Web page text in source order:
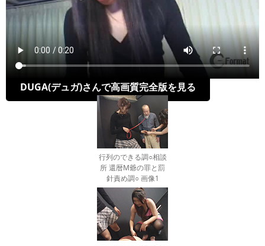
DUGA(デュガ)さんで高画質完全版を見る
行列のできる調○相談
所 還暦M爺の罪と罰
針責め調○ 画像1